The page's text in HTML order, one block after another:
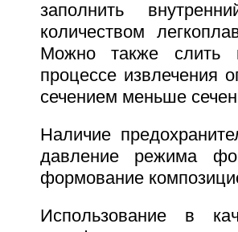
заполнить
количеством
Можно также слить
процессе извлечения
сечением меньше
Наличие
давление режима
формование
Использование в